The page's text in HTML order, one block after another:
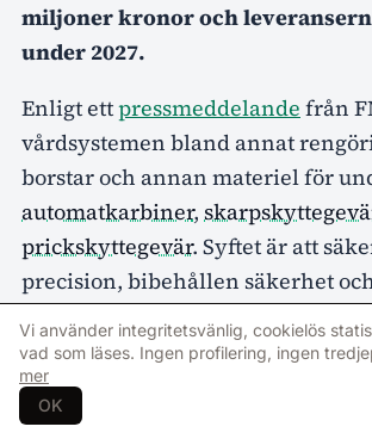
miljoner kronor och
under 2027.
Enligt ettpressmeddelande från
vårdsystemen bland annat
borstar och annan materiel för
automatkarbiner,
prickskyttegevär. Syftet är att
precision, bibehållen säkerhet
– Vårdsystemen är grunden för att
att vapnen fungerar med bra
Vi använder integritetsvänlig, cookielös
vad som läses. Ingen profilering, ingen
mer
OK